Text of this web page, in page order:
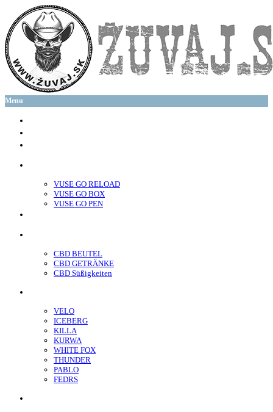
Menu
VUSE GO RELOAD
VUSE GO BOX
VUSE GO PEN
CBD BEUTEL
CBD GETRÄNKE
CBD Süßigkeiten
VELO
ICEBERG
KILLA
KURWA
WHITE FOX
THUNDER
PABLO
FEDRS